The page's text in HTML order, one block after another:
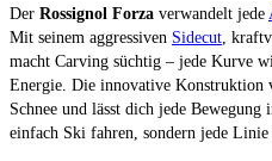
Der Rossignol Forza verwandelt jede
Mit seinem aggressiven Sidecut,
macht Carving süchtig – jede Kurve
Energie. Die innovative Konstruktion
Schnee und lässt dich jede
einfach Ski fahren, sondern jede